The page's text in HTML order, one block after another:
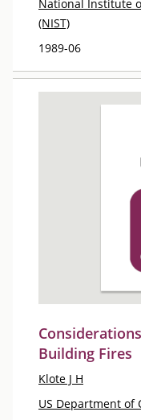
National Institute
(NIST)
1989-06
Building Fires
Klote J H
US Department of